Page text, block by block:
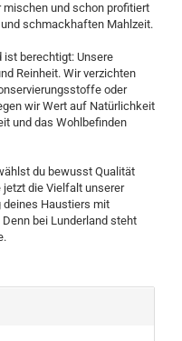
und schon profitiert
schmackhaften Mahlzeit.
ist berechtigt: Unsere
Reinheit. Wir verzichten
oder
wir Wert auf Natürlichkeit
und das Wohlbefinden
du bewusst Qualität
jetzt die Vielfalt unserer
deines Haustiers mit
bei Lunderland steht